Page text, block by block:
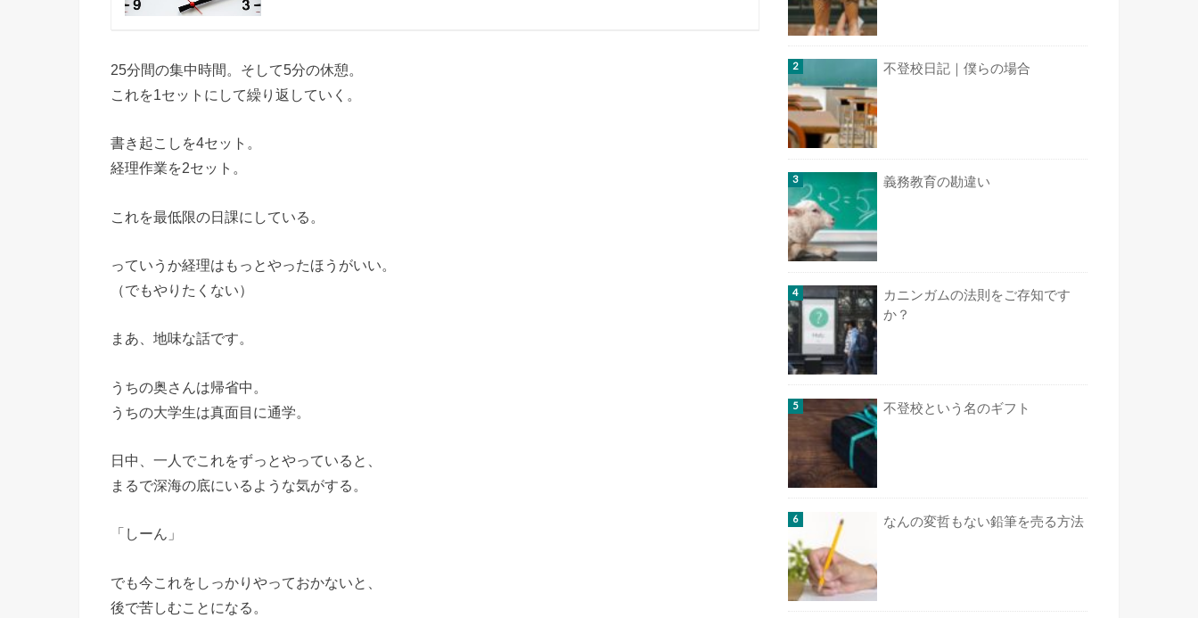
25分間の集中時間。そして5分の休憩。
これを1セットにして繰り返していく。
書き起こしを4セット。
経理作業を2セット。
これを最低限の日課にしている。
っていうか経理はもっとやったほうがいい。
（でもやりたくない）
まあ、地味な話です。
うちの奥さんは帰省中。
うちの大学生は真面目に通学。
日中、一人でこれをずっとやっていると、
まるで深海の底にいるような気がする。
「しーん」
でも今これをしっかりやっておかないと、
後で苦しむことになる。
不登校日記｜僕らの場合
義務教育の勘違い
カニンガムの法則をご存知です
か？
不登校という名のギフト
なんの変哲もない鉛筆を売る方法